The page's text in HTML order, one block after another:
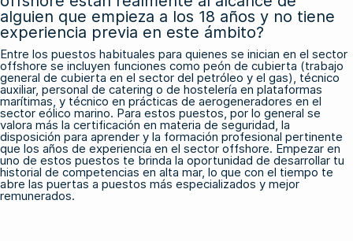
alguien que empieza a los 18 años y no tiene
experiencia previa en este ámbito?
Entre los puestos habituales para quienes se inician en el sector
offshore se incluyen funciones como peón de cubierta (trabajo
general de cubierta en el sector del petróleo y el gas), técnico
auxiliar, personal de catering o de hostelería en plataformas
marítimas, y técnico en prácticas de aerogeneradores en el
sector eólico marino. Para estos puestos, por lo general se
valora más la certificación en materia de seguridad, la
disposición para aprender y la formación profesional pertinente
que los años de experiencia en el sector offshore. Empezar en
uno de estos puestos te brinda la oportunidad de desarrollar tu
historial de competencias en alta mar, lo que con el tiempo te
abre las puertas a puestos más especializados y mejor
remunerados.